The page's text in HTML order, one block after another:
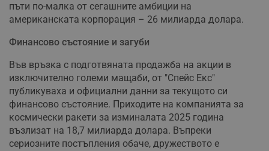
пъти по-малка от сегашните амбиции на
американската корпорация – 26 милиарда долара.
Финансово състояние и загуби
Във връзка с подготвяната продажба на акции в
изключително големи мащаби, от "Спейс Екс"
публикуваха и официални данни за текущото си
финансово състояние. Приходите на компанията за
космически ракети за изминалата 2025 година
възлизат на 18,7 милиарда долара. Въпреки
сериозните постъпления обаче, дружеството е